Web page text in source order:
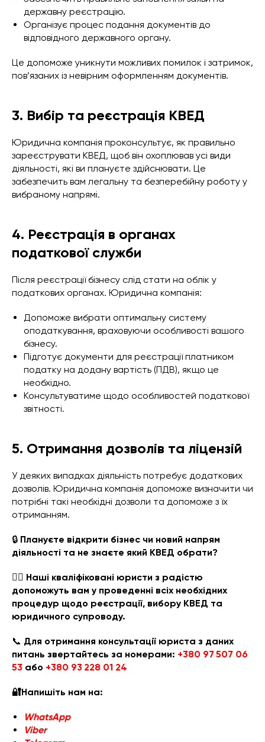
державну реєстрацію.
Організує процес подання документів до
відповідного державного органу.
Це допоможе уникнути можливих помилок і затримок,
пов’язаних із невірним оформленням документів.
3. Вибір та реєстрація КВЕД
Юридична компанія проконсультує, як правильно
зареєструвати КВЕД, щоб він охоплював усі види
діяльності, які ви плануєте здійснювати. Це
забезпечить вам легальну та безперебійну роботу у
вибраному напрямі.
4. Реєстрація в органах
податкової служби
Після реєстрації бізнесу слід стати на облік у
податкових органах. Юридична компанія:
Допоможе вибрати оптимальну систему
оподаткування, враховуючи особливості вашого
бізнесу.
Підготує документи для реєстрації платником
податку на додану вартість (ПДВ), якщо це
необхідно.
Консультуватиме щодо особливостей податкової
звітності.
5. Отримання дозволів та ліцензій
У деяких випадках діяльність потребує додаткових
дозволів. Юридична компанія допоможе визначити чи
потрібні такі необхідні дозволи та допоможе з їх
отриманням.
🔒 Плануєте відкрити бізнес чи новий напрям
діяльності та не знаєте який КВЕД обрати?
👨‍⚖️ Наші кваліфіковані юристи з радістю
допоможуть вам у проведенні всіх необхідних
процедур щодо реєстрації, вибору КВЕД та
юридичного супроводу.
📞 Для отримання консультації юриста з даних
питань звертайтесь за номерами: +380 97 507 06
53 або +380 93 228 01 24
🔐Напишіть нам на:
WhatsApp
Viber